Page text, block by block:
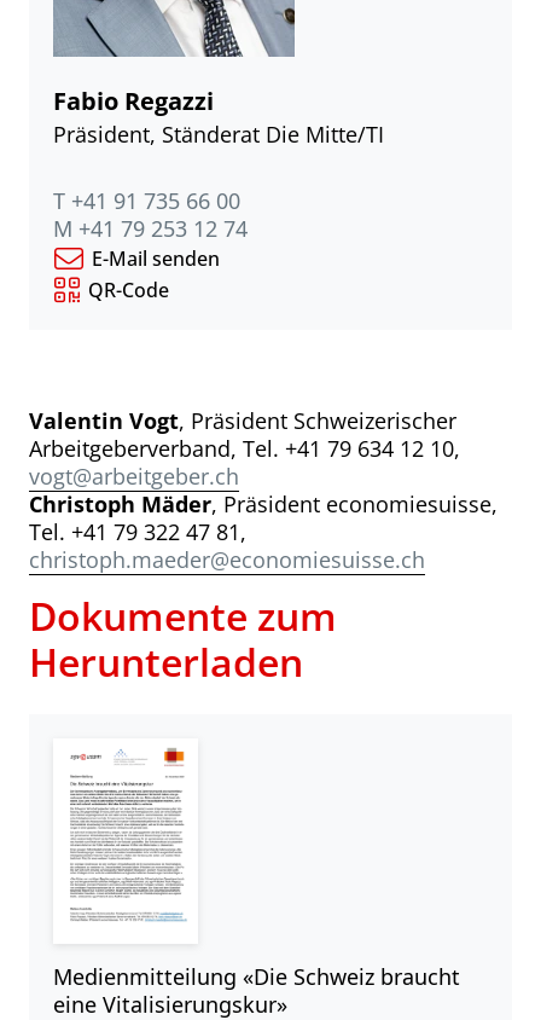
Fabio Regazzi
Präsident, Ständerat Die Mitte/TI
T +41 91 735 66 00
M +41 79 253 12 74
E-Mail senden
QR-Code
Valentin Vogt, Präsident Schweizerischer
Arbeitgeberverband, Tel. +41 79 634 12 10,
vogt@arbeitgeber.ch
Christoph Mäder, Präsident economiesuisse,
Tel. +41 79 322 47 81,
christoph.maeder@economiesuisse.ch
Dokumente zum
Herunterladen
Medienmitteilung «Die Schweiz braucht
eine Vitalisierungskur»